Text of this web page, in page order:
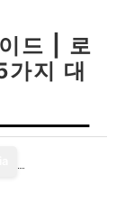
드 | 로
지 대